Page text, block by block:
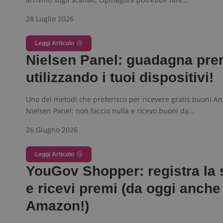
28 Luglio 2026
Leggi Articolo
Nielsen Panel: guadagna
utilizzando i tuoi dispositivi!
Uno dei metodi che preferisco per ricevere gratis buoni
Nielsen Panel: non faccio nulla e ricevo buoni da…
26 Giugno 2026
Leggi Articolo
YouGov Shopper: registra la
e ricevi premi (da oggi anche
Amazon!)
_pk_ses.1.938b
__eoi